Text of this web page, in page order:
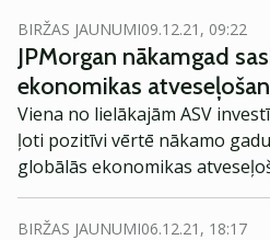
BIRŽAS JAUNUMI09.12.21, 09:22
JPMorgan nākamgad
ekonomikas
Viena no lielākajām ASV
ļoti pozitīvi vērtē nākamo
globālās ekonomikas
BIRŽAS JAUNUMI06.12.21, 18:17